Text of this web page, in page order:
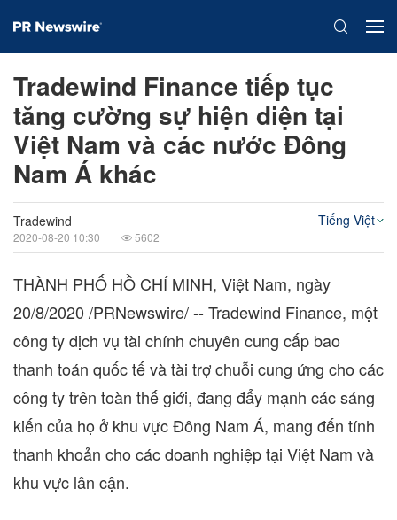
Tradewind Finance tiếp tục
tăng cường sự hiện diện tại
Việt Nam và các nước Đông
Nam Á khác
Tradewind
2020-08-20 10:30 5602
Tiếng Việt
THÀNH PHỐ HỒ CHÍ MINH, Việt Nam, ngày
20/8/2020 /PRNewswire/ -- Tradewind Finance, một
công ty dịch vụ tài chính chuyên cung cấp bao
thanh toán quốc tế và tài trợ chuỗi cung ứng cho các
công ty trên toàn thế giới, đang đẩy mạnh các sáng
kiến của họ ở khu vực Đông Nam Á, mang đến tính
thanh khoản cho các doanh nghiệp tại Việt Nam và
khu vực lân cận.